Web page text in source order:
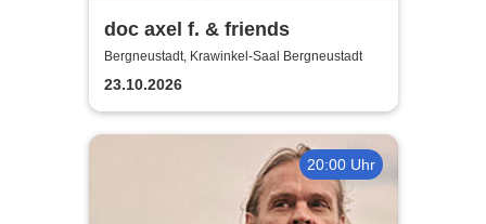
doc axel f. & friends
Bergneustadt, Krawinkel-Saal Bergneustadt
23.10.2026
20:00 Uhr